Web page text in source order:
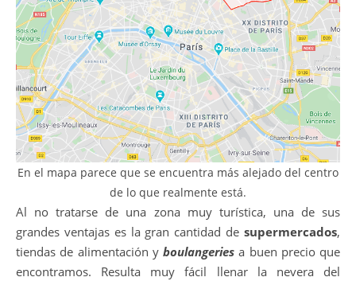
En el mapa parece que se encuentra más alejado del centro
de lo que realmente está.
Al no tratarse de una zona muy turística, una de sus
grandes ventajas es la gran cantidad de supermercados,
tiendas de alimentación y boulangeries a buen precio que
encontramos. Resulta muy fácil llenar la nevera del